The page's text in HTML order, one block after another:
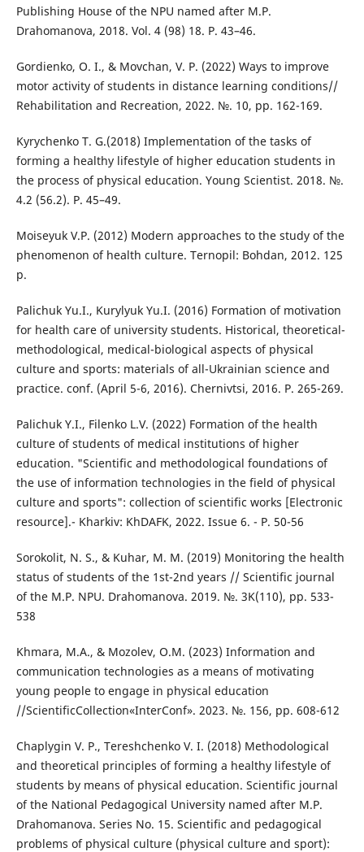
Publishing House of the NPU named after M.P.
Drahomanova, 2018. Vol. 4 (98) 18. P. 43–46.
Gordienko, O. I., & Movchan, V. P. (2022) Ways to improve
motor activity of students in distance learning conditions//
Rehabilitation and Recreation, 2022. №. 10, pp. 162-169.
Kyrychenko T. G.(2018) Implementation of the tasks of
forming a healthy lifestyle of higher education students in
the process of physical education. Young Scientist. 2018. №.
4.2 (56.2). P. 45–49.
Moiseyuk V.P. (2012) Modern approaches to the study of the
phenomenon of health culture. Ternopil: Bohdan, 2012. 125
p.
Palichuk Yu.I., Kurylyuk Yu.I. (2016) Formation of motivation
for health care of university students. Historical, theoretical-
methodological, medical-biological aspects of physical
culture and sports: materials of all-Ukrainian science and
practice. conf. (April 5-6, 2016). Chernivtsi, 2016. P. 265-269.
Palichuk Y.I., Filenko L.V. (2022) Formation of the health
culture of students of medical institutions of higher
education. "Scientific and methodological foundations of
the use of information technologies in the field of physical
culture and sports": collection of scientific works [Electronic
resource].- Kharkiv: KhDAFK, 2022. Issue 6. - P. 50-56
Sorokolit, N. S., & Kuhar, M. M. (2019) Monitoring the health
status of students of the 1st-2nd years // Scientific journal
of the M.P. NPU. Drahomanova. 2019. №. 3K(110), pp. 533-
538
Khmara, M.A., & Mozolev, O.M. (2023) Information and
communication technologies as a means of motivating
young people to engage in physical education
//ScientificCollection«InterConf». 2023. №. 156, pp. 608-612
Chaplygin V. P., Tereshchenko V. I. (2018) Methodological
and theoretical principles of forming a healthy lifestyle of
students by means of physical education. Scientific journal
of the National Pedagogical University named after M.P.
Drahomanova. Series No. 15. Scientific and pedagogical
problems of physical culture (physical culture and sport):